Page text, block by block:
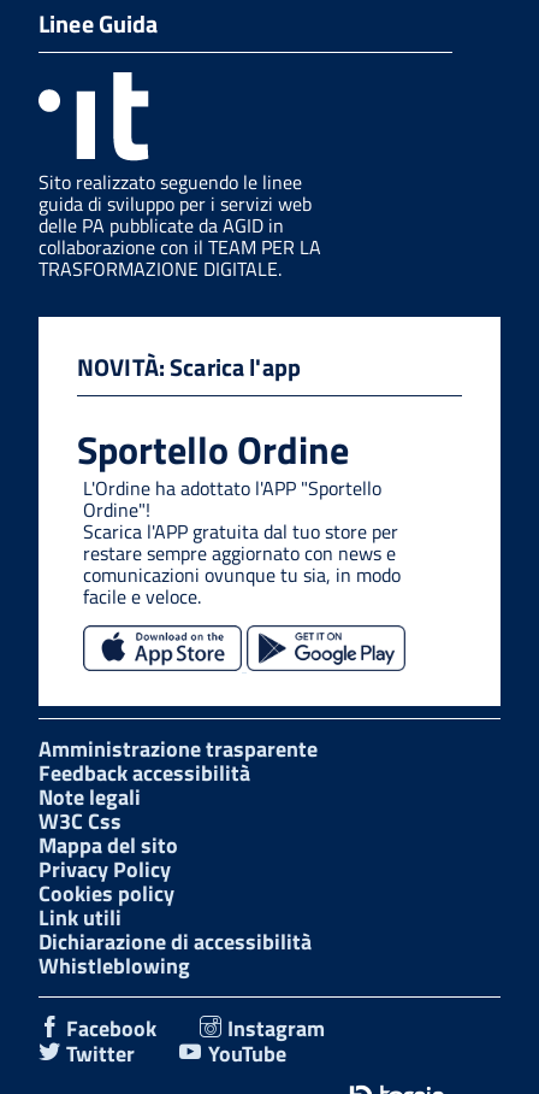
Linee Guida
Sito realizzato seguendo le linee
guida di sviluppo per i servizi web
delle PA pubblicate da AGID in
collaborazione con il TEAM PER LA
TRASFORMAZIONE DIGITALE.
NOVITÀ: Scarica l'app
Sportello Ordine
L'Ordine ha adottato l'APP "Sportello
Ordine"!
Scarica l'APP gratuita dal tuo store per
restare sempre aggiornato con news e
comunicazioni ovunque tu sia, in modo
facile e veloce.
Amministrazione trasparente
Feedback accessibilità
Note legali
W3C Css
Mappa del sito
Privacy Policy
Cookies policy
Link utili
Dichiarazione di accessibilità
Whistleblowing
Facebook
Instagram
Twitter YouTube